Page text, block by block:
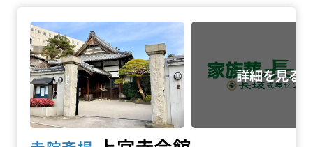
上宮寺会館の詳細へ